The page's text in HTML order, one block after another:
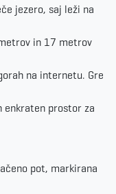
jezero, saj leži na
in 17 metrov
na internetu. Gre
enkraten prostor za
pot, markirana